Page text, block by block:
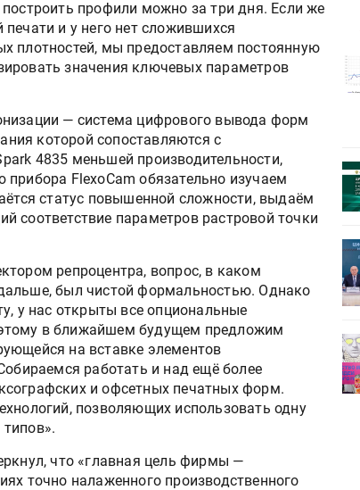
профили можно за три дня. Если же
и у него нет сложившихся
плотностей, мы предоставляем постоянную
значения ключевых параметров
— система цифрового вывода форм
которой сопоставляются с
4835 меньшей производительности,
FlexoCam обязательно изучаем
статус повышенной сложности, выдаём
соответствие параметров растровой точки
репроцентра, вопрос, в каком
был чистой формальностью. Однако
у нас открыты все опциональные
в ближайшем будущем предложим
на вставке элементов
работать и над ещё более
и офсетных печатных форм.
позволяющих использовать одну
что «главная цель фирмы —
точно налаженного производственного
об
Росстат опубликовал статистику об
полугодие 2026 года
Круглый стол на тему РОП пройдет
«Калькулятор утилизации»
IPSA 2026 приглашает за идеями,
поставщиками и новыми
решениями для брендов